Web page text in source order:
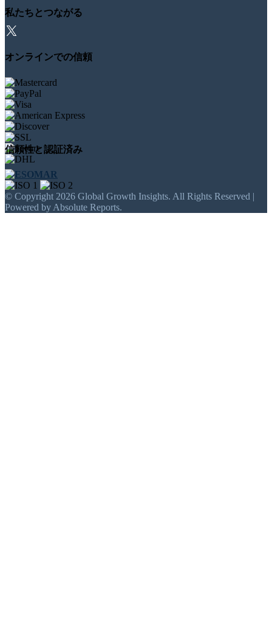
私たちとつながる
オンラインでの信頼
信頼性と認証済み
© Copyright 2026 Global Growth Insights. All Rights Reserved |
Powered by Absolute Reports.